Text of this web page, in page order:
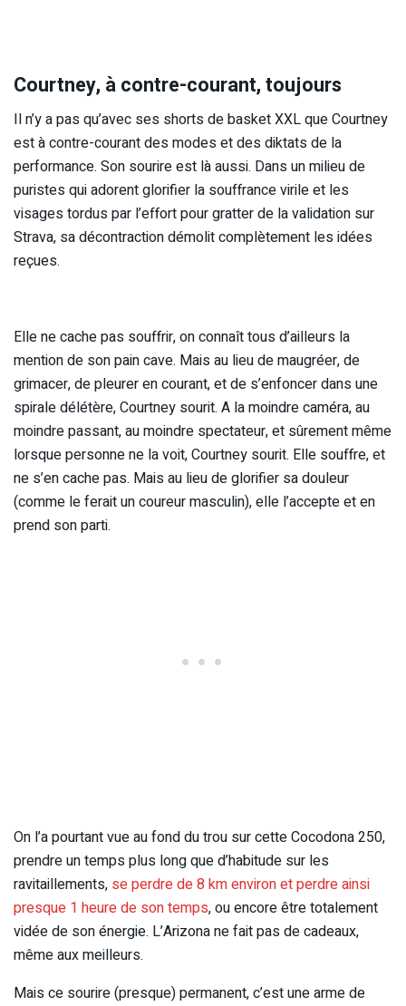
Courtney, à contre-courant, toujours
Il n’y a pas qu’avec ses shorts de basket XXL que Courtney
est à contre-courant des modes et des diktats de la
performance. Son sourire est là aussi. Dans un milieu de
puristes qui adorent glorifier la souffrance virile et les
visages tordus par l’effort pour gratter de la validation sur
Strava, sa décontraction démolit complètement les idées
reçues.
Elle ne cache pas souffrir, on connaît tous d’ailleurs la
mention de son pain cave. Mais au lieu de maugréer, de
grimacer, de pleurer en courant, et de s’enfoncer dans une
spirale délétère, Courtney sourit. A la moindre caméra, au
moindre passant, au moindre spectateur, et sûrement même
lorsque personne ne la voit, Courtney sourit. Elle souffre, et
ne s’en cache pas. Mais au lieu de glorifier sa douleur
(comme le ferait un coureur masculin), elle l’accepte et en
prend son parti.
On l’a pourtant vue au fond du trou sur cette Cocodona 250,
prendre un temps plus long que d’habitude sur les
ravitaillements, se perdre de 8 km environ et perdre ainsi
presque 1 heure de son temps, ou encore être totalement
vidée de son énergie. L’Arizona ne fait pas de cadeaux,
même aux meilleurs.
Mais ce sourire (presque) permanent, c’est une arme de